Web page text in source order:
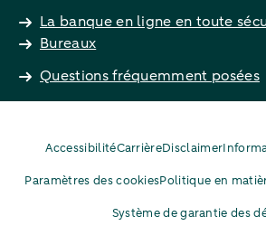
La banque en ligne en toute
Bureaux
Questions fréquemment posées
AccessibilitéCarrièreDisclaimer
Paramètres des cookiesPolitique en
Système de garantie des